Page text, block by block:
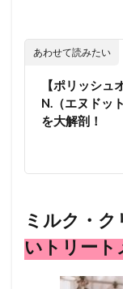
あわせて読みたい
【ポリッシュ
N.（エヌドッ
を大解剖！
ミルク・
いトリート